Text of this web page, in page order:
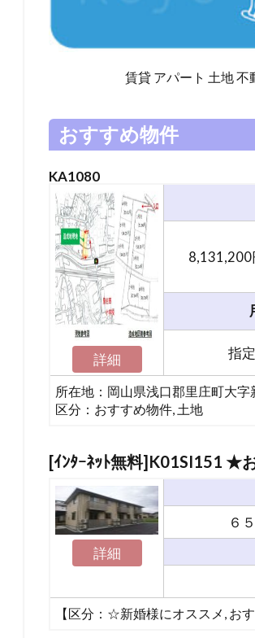
賃貸 アパート 土地 不
おすすめ物件
KA1080
詳細 指
所在地：岡山県浅口郡里庄町大
区分： おすすめ物件 土地
[ｲﾝﾀｰﾈｯﾄ無料]K01SI151 ★
詳細
６
【区分： ☆新婚様にオススメ , お